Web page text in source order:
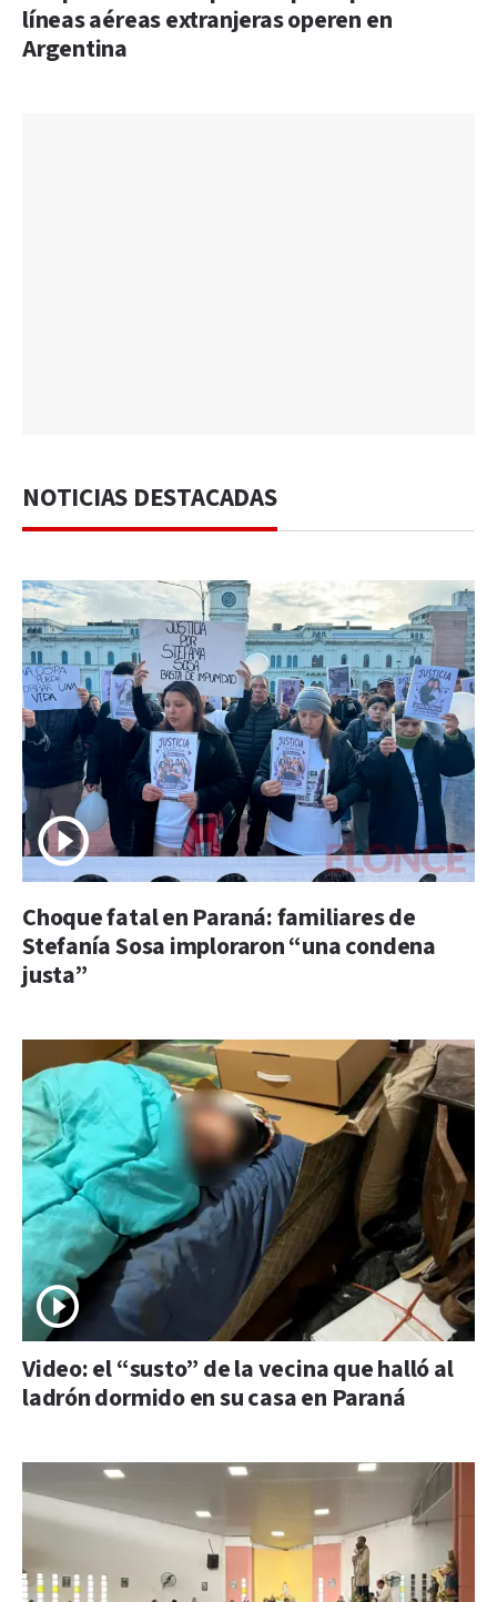
líneas aéreas extranjeras operen en
Argentina
NOTICIAS DESTACADAS
Choque fatal en Paraná: familiares de
Stefanía Sosa imploraron “una condena
justa”
Video: el “susto” de la vecina que halló al
ladrón dormido en su casa en Paraná